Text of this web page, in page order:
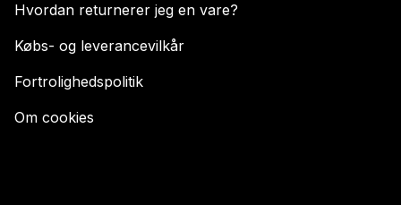
Hvordan returnerer jeg en vare?
Købs- og leverancevilkår
Fortrolighedspolitik
Om cookies